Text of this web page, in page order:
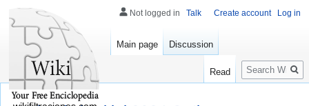
Not logged in Talk Create account Log in
Main page Discussion
Read
Search